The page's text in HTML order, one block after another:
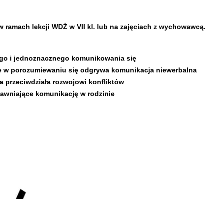
ramach lekcji WDŻ w VII kl. lub na zajęciach z wychowawcą.
i jednoznacznego komunikowania się
w porozumiewaniu się odgrywa komunikacja niewerbalna
przeciwdziała rozwojowi konfliktów
komunikację w rodzinie